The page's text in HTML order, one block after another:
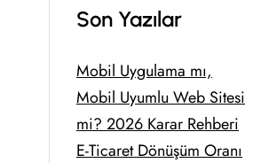
Son Yazılar
Mobil Uygulama mı,
Mobil Uyumlu Web Sitesi
mi? 2026 Karar Rehberi
E-Ticaret Dönüşüm Oranı